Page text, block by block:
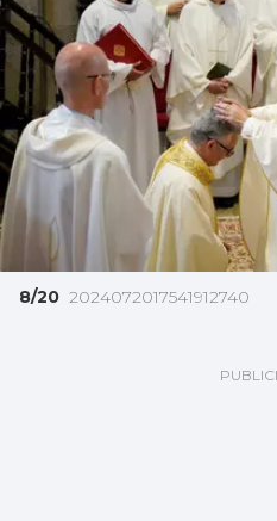
8/20 2024072017541912740